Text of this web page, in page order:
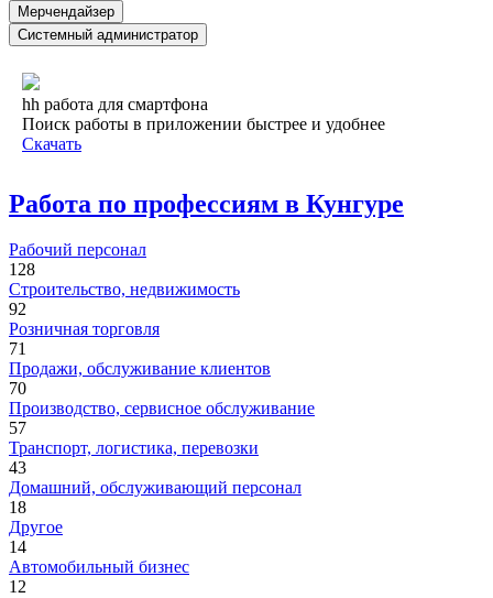
Мерчендайзер
Системный администратор
hh работа для смартфона
Поиск работы в приложении быстрее и удобнее
Скачать
Работа по профессиям в Кунгуре
Рабочий персонал
128
Строительство, недвижимость
92
Розничная торговля
71
Продажи, обслуживание клиентов
70
Производство, сервисное обслуживание
57
Транспорт, логистика, перевозки
43
Домашний, обслуживающий персонал
18
Другое
14
Автомобильный бизнес
12